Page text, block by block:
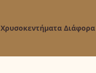
Χρυσοκεντήματα Διάφορα